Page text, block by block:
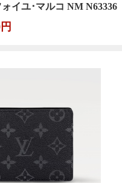
イユ･マルコ NM N63336